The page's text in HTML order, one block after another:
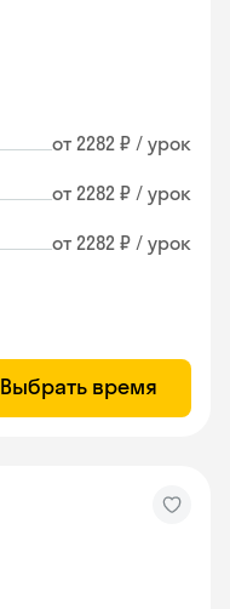
от 2282 ₽ / урок
от 2282 ₽ / урок
от 2282 ₽ / урок
Выбрать время